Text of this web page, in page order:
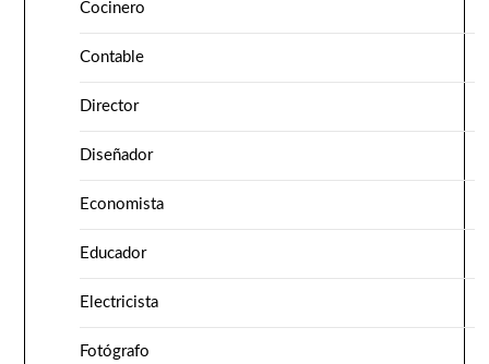
Cocinero
Contable
Director
Diseñador
Economista
Educador
Electricista
Fotógrafo